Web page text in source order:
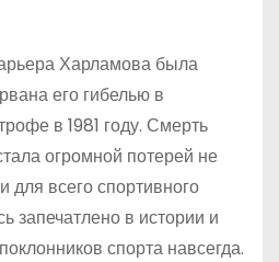
Харламова была
его гибелью в
в 1981 году. Смерть
огромной потерей не
для всего спортивного
запечатлено в истории и
спорта навсегда.